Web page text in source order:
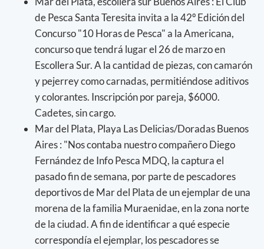
de Pesca Santa Teresita invita a la 42º Edición del
Concurso "10 Horas de Pesca" a la Americana,
concurso que tendrá lugar el 26 de marzo en
Escollera Sur. A la cantidad de piezas, con camarón
y pejerrey como carnadas, permitiéndose aditivos
y colorantes. Inscripción por pareja, $6000.
Cadetes, sin cargo.
Mar del Plata, Playa Las Delicias/Doradas Buenos
Aires : "Nos contaba nuestro compañero Diego
Fernández de Info Pesca MDQ, la captura el
pasado fin de semana, por parte de pescadores
deportivos de Mar del Plata de un ejemplar de una
morena de la familia Muraenidae, en la zona norte
de la ciudad. A fin de identificar a qué especie
correspondía el ejemplar, los pescadores se